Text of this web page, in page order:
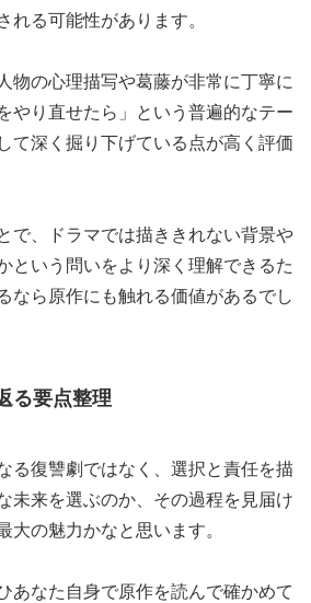
れる可能性があります。
物の心理描写や葛藤が非常に丁寧に
やり直せたら」という普遍的なテー
て深く掘り下げている点が高く評価
で、ドラマでは描ききれない背景や
という問いをより深く理解できるた
なら原作にも触れる価値があるでし
る要点整理
る復讐劇ではなく、選択と責任を描
未来を選ぶのか、その過程を見届け
大の魅力かなと思います。
あなた自身で原作を読んで確かめて